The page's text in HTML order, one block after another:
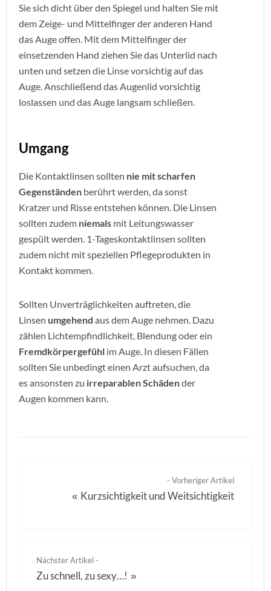
Sie sich dicht über den Spiegel und halten Sie mit
dem Zeige- und Mittelfinger der anderen Hand
das Auge offen. Mit dem Mittelfinger der
einsetzenden Hand ziehen Sie das Unterlid nach
unten und setzen die Linse vorsichtig auf das
Auge. Anschließend das Augenlid vorsichtig
loslassen und das Auge langsam schließen.
Umgang
Die Kontaktlinsen sollten nie mit scharfen
Gegenständen berührt werden, da sonst
Kratzer und Risse entstehen können. Die Linsen
sollten zudem niemals mit Leitungswasser
gespült werden. 1-Tageskontaktlinsen sollten
zudem nicht mit speziellen Pflegeprodukten in
Kontakt kommen.
Sollten Unverträglichkeiten auftreten, die
Linsen umgehend aus dem Auge nehmen. Dazu
zählen Lichtempfindlichkeit, Blendung oder ein
Fremdkörpergefühl im Auge. In diesen Fällen
sollten Sie unbedingt einen Arzt aufsuchen, da
es ansonsten zu irreparablen Schädender
Augen kommen kann.
- Vorheriger Artikel
« Kurzsichtigkeit und Weitsichtigkeit
Nächster Artikel -
Zu schnell, zu sexy…! »